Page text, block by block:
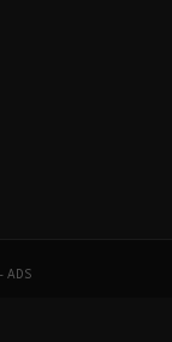
ADS